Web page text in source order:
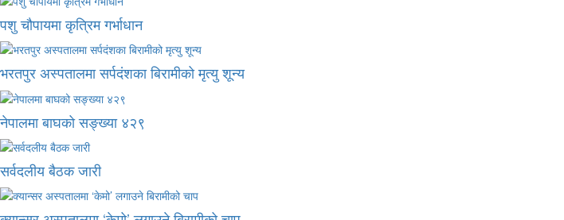
पशु चौपायमा कृत्रिम गर्भाधान
भरतपुर अस्पतालमा सर्पदंशका बिरामीको मृत्यु शून्य
नेपालमा बाघको सङ्ख्या ४२९
सर्वदलीय बैठक जारी